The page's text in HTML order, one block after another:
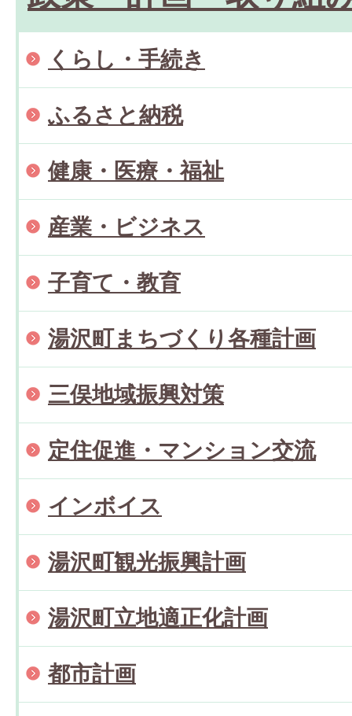
くらし・手続き
ふるさと納税
健康・医療・福祉
産業・ビジネス
子育て・教育
湯沢町まちづくり各種計画
三俣地域振興対策
定住促進・マンション交流
インボイス
湯沢町観光振興計画
湯沢町立地適正化計画
都市計画